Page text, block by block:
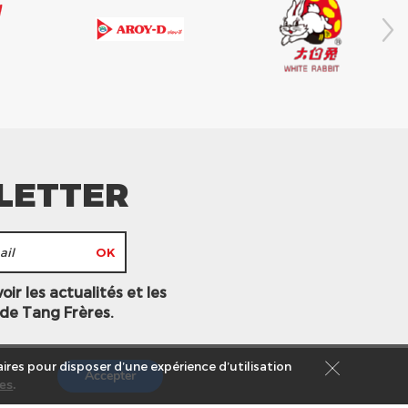
les actualités et les
Tang Frères.
légales
pour disposer d’une expérience d’utilisation
. Accepter